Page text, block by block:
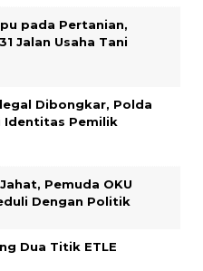
pada Pertanian,
Jalan Usaha Tani
Dibongkar, Polda
Identitas Pemilik
Pemuda OKU
Dengan Politik
Dua Titik ETLE